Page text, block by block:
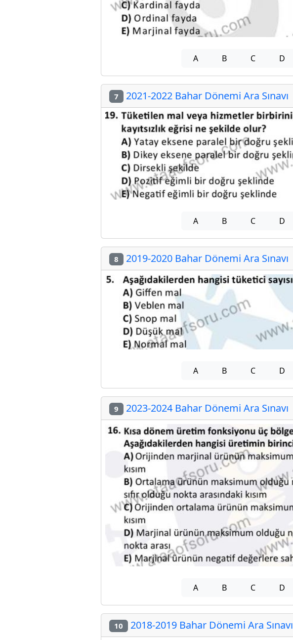
A B C D
7 2021-2022 Bahar Dönemi Ara Sınavı
A B C D
8 2019-2020 Bahar Dönemi Ara Sınavı
A B C D
9 2023-2024 Bahar Dönemi Ara Sınavı
A B C D
10 2018-2019 Bahar Dönemi Ara Sınavı